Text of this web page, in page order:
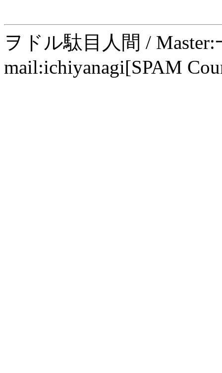
ヲドル駄目人間 /
mail:ichiyanagi[SPAM